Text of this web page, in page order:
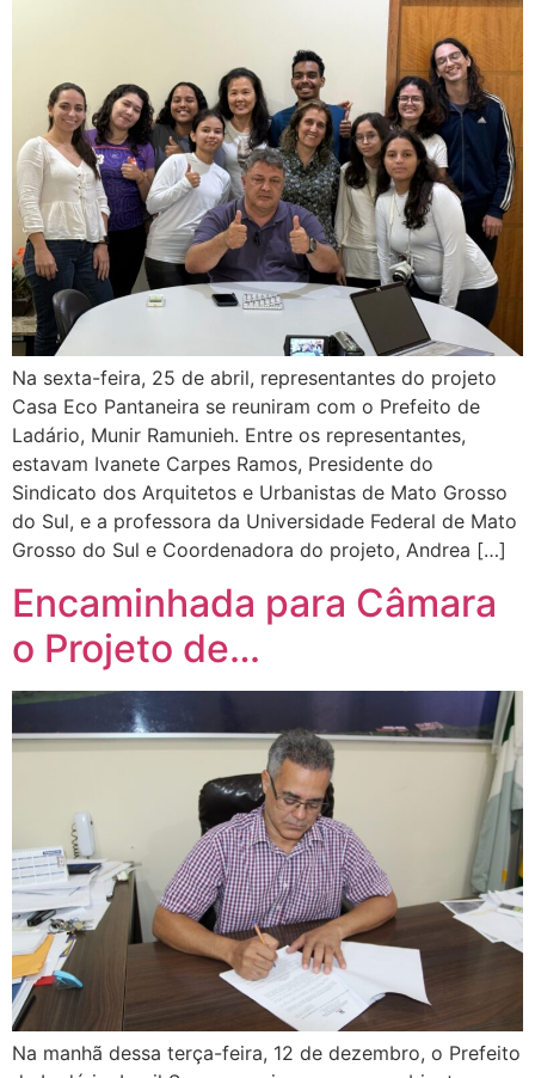
Na sexta-feira, 25 de abril, representantes do projeto
Casa Eco Pantaneira se reuniram com o Prefeito de
Ladário, Munir Ramunieh. Entre os representantes,
estavam Ivanete Carpes Ramos, Presidente do
Sindicato dos Arquitetos e Urbanistas de Mato Grosso
do Sul, e a professora da Universidade Federal de Mato
Grosso do Sul e Coordenadora do projeto, Andrea […]
Encaminhada para Câmara
o Projeto de…
Na manhã dessa terça-feira, 12 de dezembro, o Prefeito